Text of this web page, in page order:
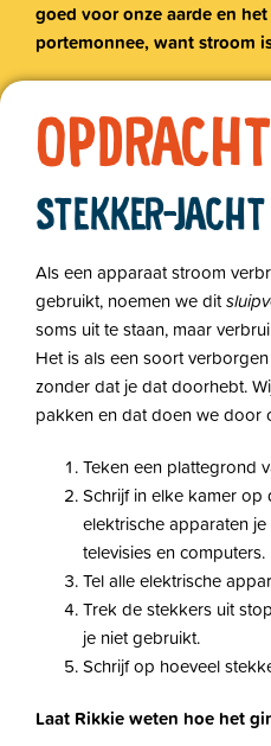
goed voor onze aarde en
portemonnee, want stroom
STEKKER-JACHT
Als een apparaat stroom
gebruikt, noemen we dit
soms uit te staan, maar
Het is als een soort
zonder dat je dat doorhebt.
pakken en dat doen we door
Teken een plattegrond
Schrijf in elke kamer
elektrische apparaten
televisies en computers.
Tel alle elektrische
Trek de stekkers uit
je niet gebruikt.
Schrijf op hoeveel
Laat Rikkie weten hoe het